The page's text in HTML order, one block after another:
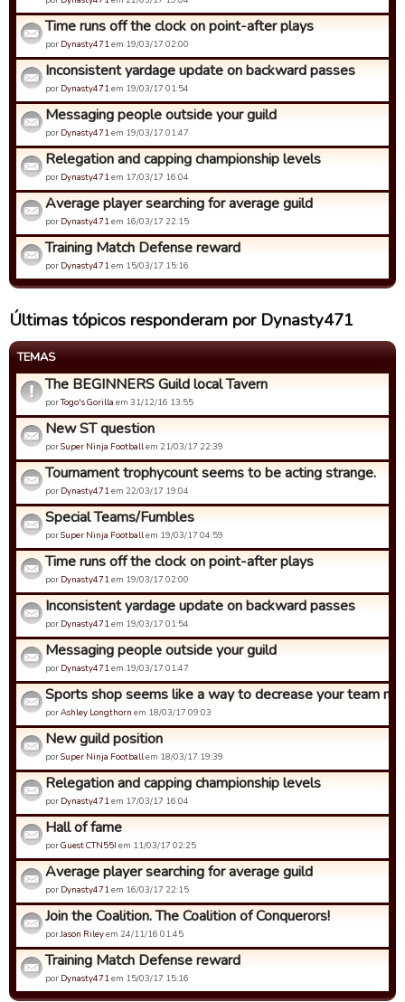
Time runs off the clock on point-after plays
por Dynasty471em 19/03/17 02:00
Inconsistent yardage update on backward passes
por Dynasty471em 19/03/17 01:54
Messaging people outside your guild
por Dynasty471em 19/03/17 01:47
Relegation and capping championship levels
por Dynasty471em 17/03/17 16:04
Average player searching for average guild
por Dynasty471em 16/03/17 22:15
Training Match Defense reward
por Dynasty471em 15/03/17 15:16
Últimas tópicos responderam por Dynasty471
TEMAS
The BEGINNERS Guild local Tavern
porTogo's Gorilla em 31/12/16 13:55
New ST question
porSuper Ninja Footballem 21/03/17 22:39
Tournament trophycount seems to be acting strange.
por Dynasty471em 22/03/17 19:04
Special Teams/Fumbles
porSuper Ninja Footballem 19/03/17 04:59
Time runs off the clock on point-after plays
por Dynasty471em 19/03/17 02:00
Inconsistent yardage update on backward passes
por Dynasty471em 19/03/17 01:54
Messaging people outside your guild
por Dynasty471em 19/03/17 01:47
Sports shop seems like a way to decrease your team not
porAshley Longthorn em 18/03/17 09:03
New guild position
porSuper Ninja Footballem 18/03/17 19:39
Relegation and capping championship levels
por Dynasty471em 17/03/17 16:04
Hall of fame
porGuest CTN55I em 11/03/17 02:25
Average player searching for average guild
por Dynasty471em 16/03/17 22:15
Join the Coalition. The Coalition of Conquerors!
porJason Rileyem 24/11/16 01:45
Training Match Defense reward
por Dynasty471em 15/03/17 15:16